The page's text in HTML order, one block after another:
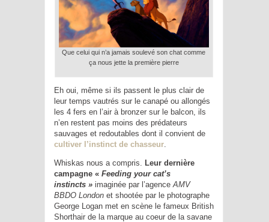
Que celui qui n’a jamais soulevé son chat comme
ça nous jette la première pierre
Eh oui, même si ils passent le plus clair de
leur temps vautrés sur le canapé ou allongés
les 4 fers en l’air à bronzer sur le balcon, ils
n’en restent pas moins des prédateurs
sauvages et redoutables dont il convient de
cultiver l’instinct de chasseur
Whiskas nous a compris. Leur dernière
campagne « Feeding your cat’s
instincts » imaginée par l’agence AMV
BBDO London et shootée par le photographe
George Logan met en scène le fameux British
Shorthair de la marque au coeur de la savane